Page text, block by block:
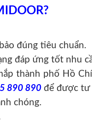
đúng tiêu chuẩn.
đáp ứng tốt nhu
thành phố Hồ
890 890để được tư
chóng.